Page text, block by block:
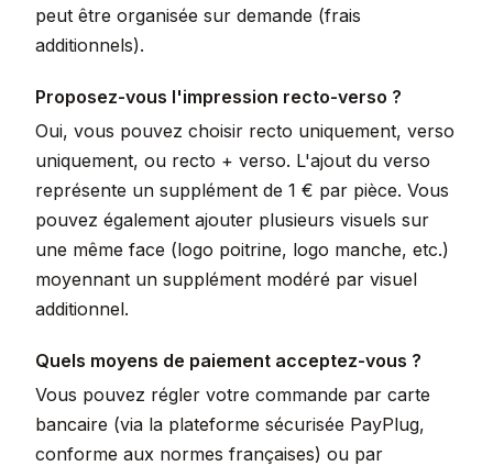
peut être organisée sur demande (frais
additionnels).
Proposez-vous l'impression recto-verso ?
Oui, vous pouvez choisir recto uniquement, verso
uniquement, ou recto + verso. L'ajout du verso
représente un supplément de 1 € par pièce. Vous
pouvez également ajouter plusieurs visuels sur
une même face (logo poitrine, logo manche, etc.)
moyennant un supplément modéré par visuel
additionnel.
Quels moyens de paiement acceptez-vous ?
Vous pouvez régler votre commande par carte
bancaire (via la plateforme sécurisée PayPlug,
conforme aux normes françaises) ou par